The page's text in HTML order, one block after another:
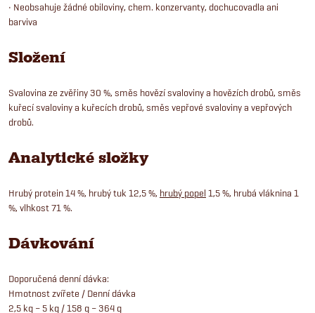
• Neobsahuje žádné obiloviny, chem. konzervanty, dochucovadla ani
barviva
Složení
Svalovina ze zvěřiny 30 %, směs hovězí svaloviny a hovězích drobů, směs
kuřecí svaloviny a kuřecích drobů, směs vepřové svaloviny a vepřových
drobů.
Analytické složky
Hrubý protein 14 %, hrubý tuk 12,5 %, hrubý popel 1,5 %, hrubá vláknina 1
%, vlhkost 71 %.
Dávkování
Doporučená denní dávka:
Hmotnost zvířete / Denní dávka
2,5 kg – 5 kg / 158 g – 364 g